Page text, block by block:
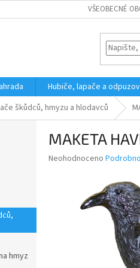
VŠEOBECNÉ
Hubiče, lapače a
škůdců, hmyzu a hlodavců
hmyz
MAKETA
Průměrné
Neohodnoceno